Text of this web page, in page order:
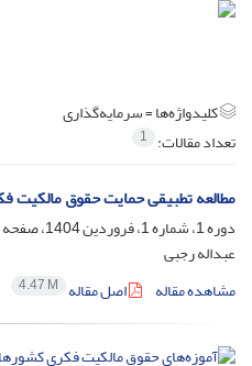
کلیدواژه‌ها =سرمایه‌گذاری
تعداد مقالات: 1
مطالعه تطبیقی حمایت حقوق مالکیت
دوره 1، شماره 1، فروردین 1404، صفحه
عبداله رجبی
مشاهده مقاله
اصل مقاله 4.47 M